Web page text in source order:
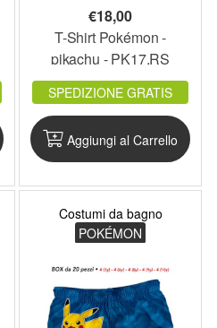
€18,00
T-Shirt Pokémon -
pikachu - PK17.RS
SPEDIZIONE GRATIS
Aggiungi al Carrello
Costumi da bagno
POKÉMON